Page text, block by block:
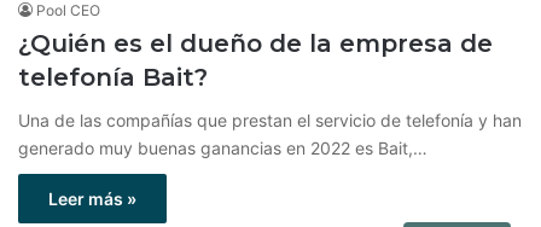
Pool CEO
¿Quién es el dueño de la empresa de
telefonía Bait?
Una de las compañías que prestan el servicio de telefonía y han
generado muy buenas ganancias en 2022 es Bait,…
Leer más »